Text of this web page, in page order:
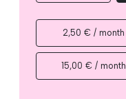
2,50 € / month
15,00 € / month